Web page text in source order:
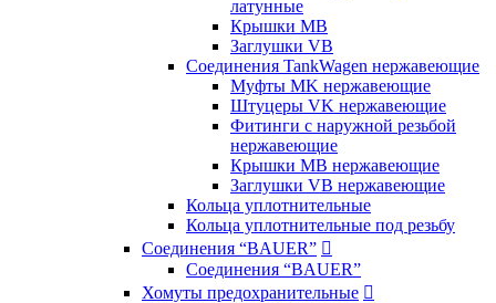
латунные
Крышки MB
Заглушки VB
Соединения TankWagen нержавеющие
Муфты MK нержавеющие
Штуцеры VK нержавеющие
Фитинги с наружной резьбой
нержавеющие
Крышки MB нержавеющие
Заглушки VB нержавеющие
Кольца уплотнительные
Кольца уплотнительные под резьбу
Соединения “BAUER” 
Соединения “BAUER”
Хомуты предохранительные 